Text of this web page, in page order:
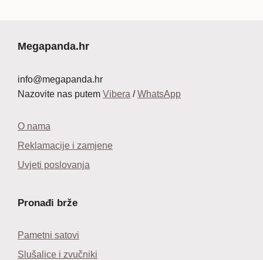
Megapanda.hr
info@megapanda.hr
Nazovite nas putem Vibera /WhatsApp
O nama
Reklamacije i zamjene
Uvjeti poslovanja
Pronađi brže
Pametni satovi
Slušalice i zvučniki